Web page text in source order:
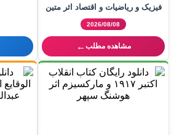
فیزیک و ریاضیات و اقتصاد اثر متین
بکتاش
2026/08/08
مشاهده مطلب ←